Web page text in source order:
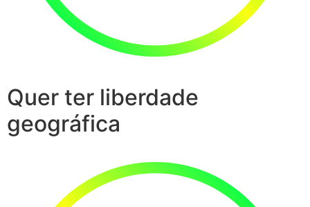
Quer ter liberdade
geográfica